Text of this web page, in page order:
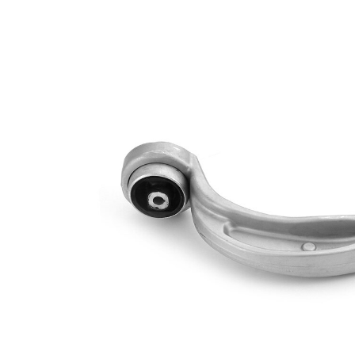
d'article en
paire
VKDS
321542 B